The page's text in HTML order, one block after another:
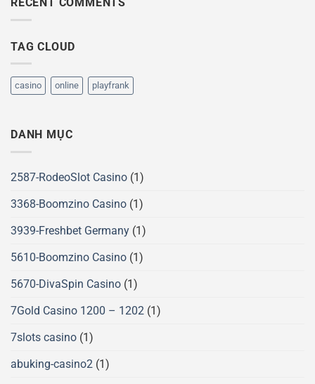
TAG CLOUD
casino online playfrank
DANH MỤC
2587-RodeoSlot Casino (1)
3368-Boomzino Casino (1)
3939-Freshbet Germany (1)
5610-Boomzino Casino (1)
5670-DivaSpin Casino (1)
7Gold Casino 1200 – 1202 (1)
7slots casino (1)
abuking-casino2 (1)